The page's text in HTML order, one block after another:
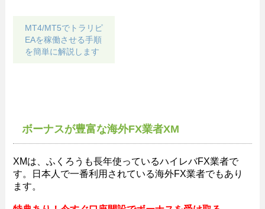
MT4/MT5でトラリピ
EAを稼働させる手順
を簡単に解説します
ボーナスが豊富な海外FX業者XM
XMは、ふくろうも長年使っているハイレバFX業者で
す。日本人で一番利用されている海外FX業者でもあり
ます。